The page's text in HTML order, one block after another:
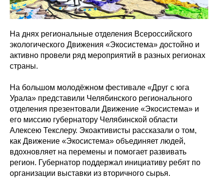
На днях региональные отделения Всероссийского
экологического Движения «Экосистема» достойно и
активно провели ряд мероприятий в разных регионах
страны.
На большом молодёжном фестивале «Друг с юга
Урала» представили Челябинского регионального
отделения презентовали Движение «Экосистема» и
его миссию губернатору Челябинской области
Алексею Текслеру. Экоактивисты рассказали о том,
как Движение «Экосистема» объединяет людей,
вдохновляет на перемены и помогает развивать
регион. Губернатор поддержал инициативу ребят по
организации выставки из вторичного сырья.